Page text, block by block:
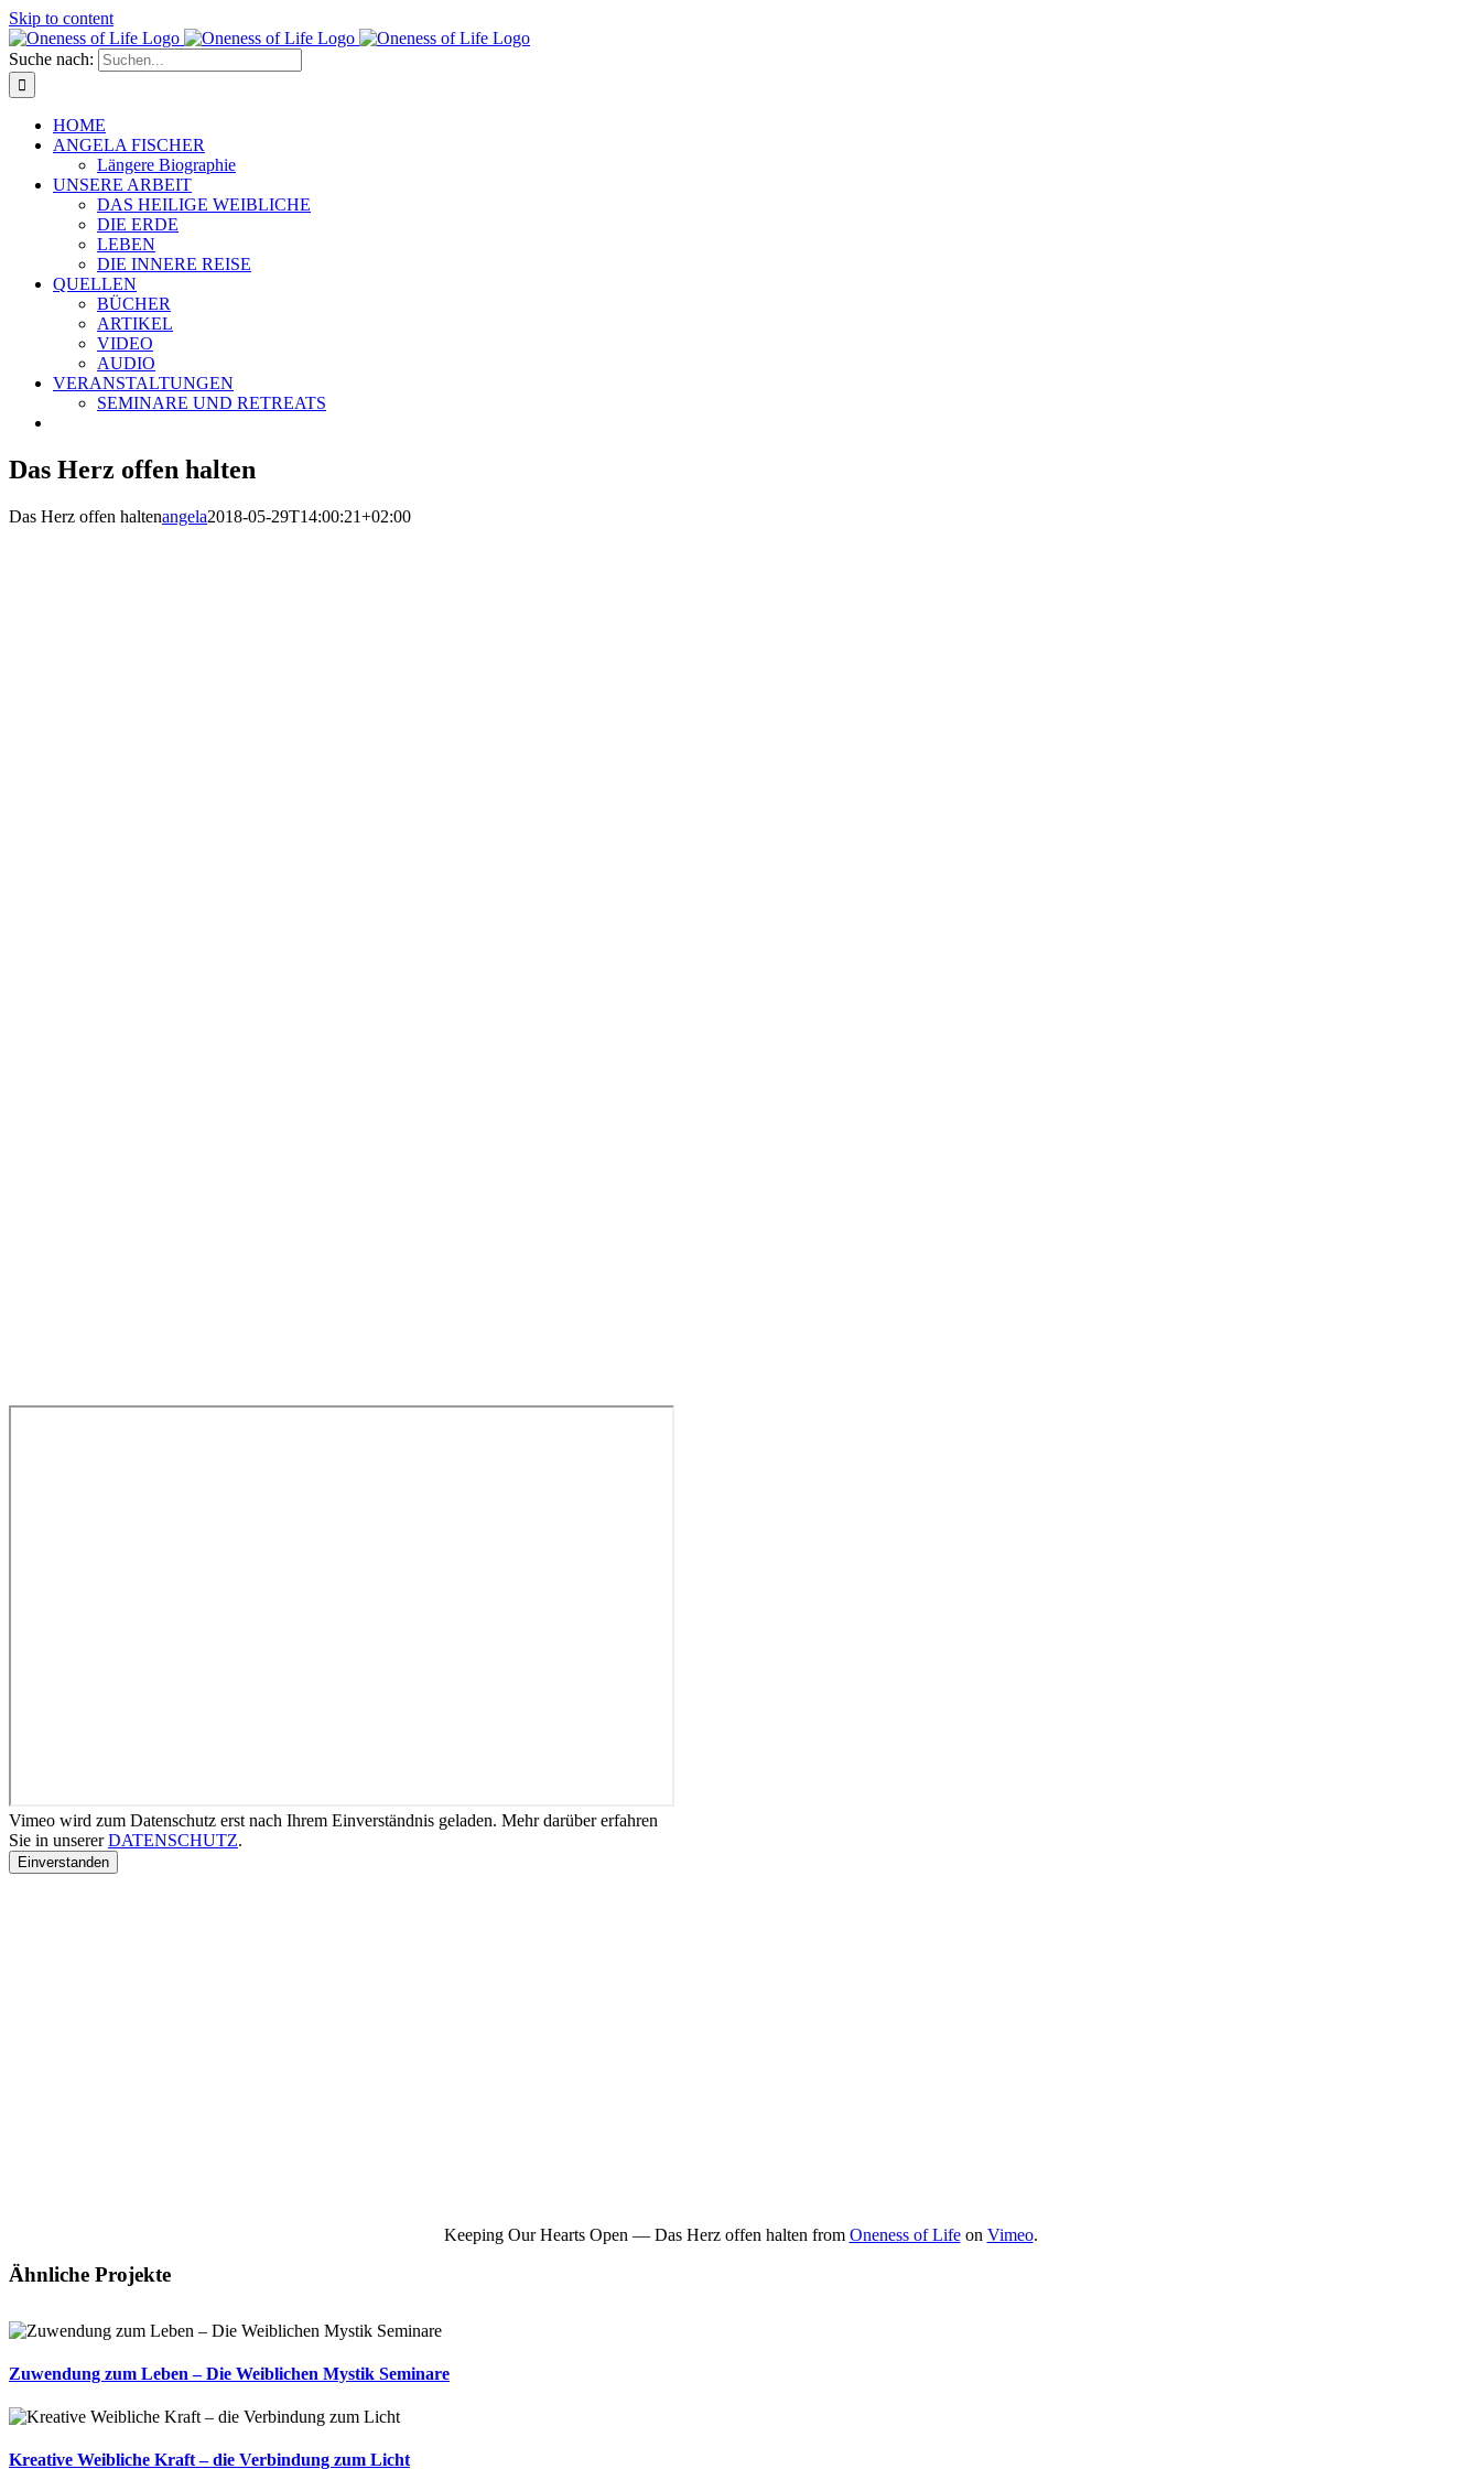
Skip to content
Suche nach:
HOME
ANGELA FISCHER
Längere Biographie
UNSERE ARBEIT
DAS HEILIGE WEIBLICHE
DIE ERDE
LEBEN
DIE INNERE REISE
QUELLEN
BÜCHER
ARTIKEL
VIDEO
AUDIO
VERANSTALTUNGEN
SEMINARE UND RETREATS
Das Herz offen halten
Das Herz offen haltenangela2018-05-29T14:00:21+02:00
Vimeo wird zum Datenschutz erst nach Ihrem Einverständnis geladen. Mehr darüber erfahren
Sie in unsererDATENSCHUTZ.
Einverstanden
Keeping Our Hearts Open — Das Herz offen halten from Oneness of Lifeon Vimeo.
Ähnliche Projekte
Zuwendung zum Leben – Die Weiblichen Mystik Seminare
Kreative Weibliche Kraft – die Verbindung zum Licht